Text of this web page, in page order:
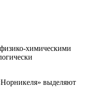
химическими
выделяют